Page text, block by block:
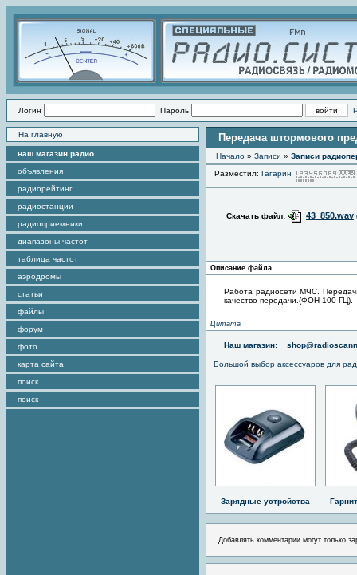
Логин Пароль
На главную
наш магазин радио
объявления
радиорейтинг
радиостанции
радиоприемники
диапазоны частот
таблица частот
аэродромы
статьи
файлы
форум
фото
карта сайта
поиск
поиск
Передача штормового
Начало » Записи » Записи
Разместил: Гагарин
Скачать файл: 43_850.wav
Описание файла
Работа радиосети МЧС.
качество передачи.(ФОН 100 ГЦ).
Цитата
Наш магазин:
Большой выбор аксессуаров для
Зарядные устройства
Добавлять комментарии могут только